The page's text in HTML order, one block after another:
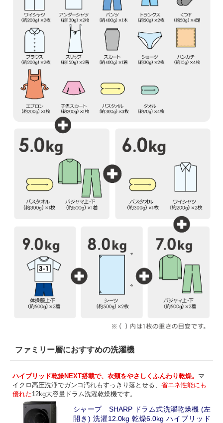
ファミリー層におすすめの洗濯機
ハイブリッド乾燥NEXT搭載で、衣類をやさしくふんわり乾燥。 マ
イクロ高圧洗浄でガンコ汚れもすっきり落とせる、 省エネ性能にも
優れた12kg大容量ドラム洗濯乾燥機です。
シャープ SHARP ドラム式洗濯乾燥機 (左
開き) 洗濯12.0kg 乾燥6.0kg ハイブリッド